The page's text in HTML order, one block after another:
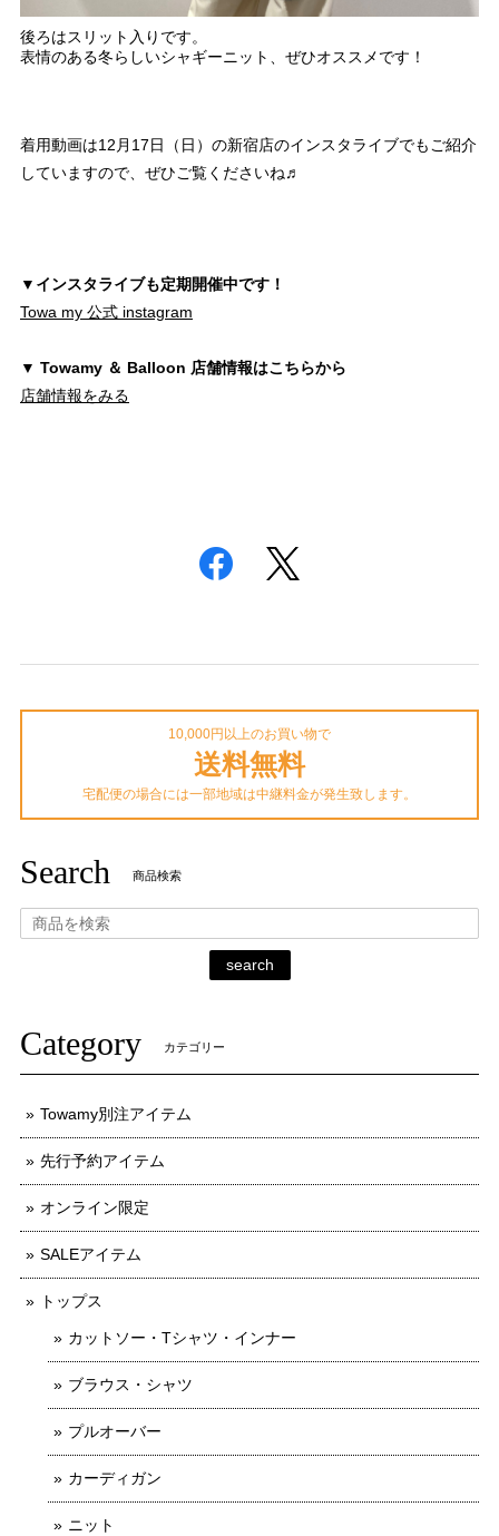
後ろはスリット入りです。
表情のある冬らしいシャギーニット、ぜひオススメです！
着用動画は12月17日（日）の新宿店のインスタライブでもご紹介
していますので、ぜひご覧くださいね♬
▼インスタライブも定期開催中です！
Towa my 公式 instagram
▼ Towamy ＆ Balloon 店舗情報はこちらから
店舗情報をみる
10,000円以上のお買い物で
送料無料
宅配便の場合には一部地域は中継料金が発生致します。
Search 商品検索
search
Category カテゴリー
Towamy別注アイテム
先行予約アイテム
オンライン限定
SALEアイテム
トップス
カットソー・Tシャツ・インナー
ブラウス・シャツ
プルオーバー
カーディガン
ニット